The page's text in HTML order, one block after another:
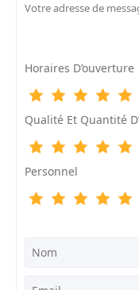
Votre adresse de
Horaires D’ouverture
Qualité Et Quantité
Personnel